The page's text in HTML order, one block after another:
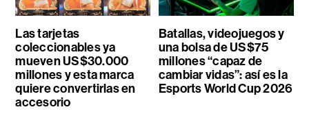
Las tarjetas
coleccionables ya
mueven US$30.000
millones y esta marca
quiere convertirlas en
accesorio
Batallas, videojuegos y
una bolsa de US$75
millones “capaz de
cambiar vidas”: así es la
Esports World Cup 2026